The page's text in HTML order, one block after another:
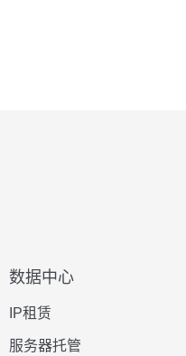
数据中心
IP租赁
服务器托管